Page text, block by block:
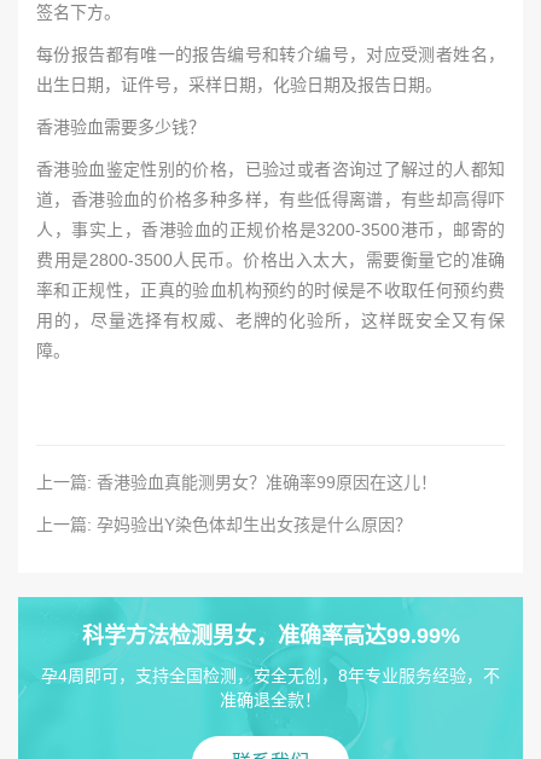
签名下方。
每份报告都有唯一的报告编号和转介编号，对应受测者姓名，
出生日期，证件号，采样日期，化验日期及报告日期。
香港验血需要多少钱？
香港验血鉴定性别的价格，已验过或者咨询过了解过的人都知
道，香港验血的价格多种多样，有些低得离谱，有些却高得吓
人，事实上，香港验血的正规价格是3200-3500港币，邮寄的
费用是2800-3500人民币。价格出入太大，需要衡量它的准确
率和正规性，正真的验血机构预约的时候是不收取任何预约费
用的，尽量选择有权威、老牌的化验所，这样既安全又有保
障。
上一篇: 香港验血真能测男女？准确率99原因在这儿！
上一篇: 孕妈验出Y染色体却生出女孩是什么原因？
科学方法检测男女，准确率高达99.99%
孕4周即可，支持全国检测，安全无创，8年专业服务经验，不
准确退全款！